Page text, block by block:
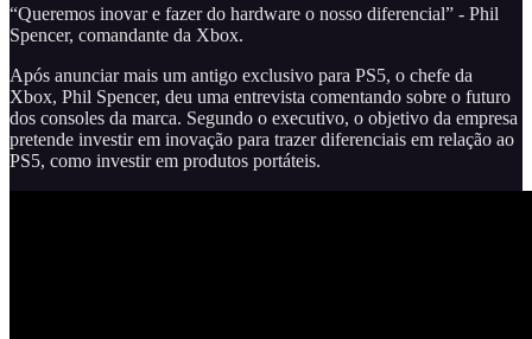
“Queremos inovar e fazer do hardware o nosso diferencial” - Phil
Spencer, comandante da Xbox.
Após anunciar mais um antigo exclusivo para PS5, o chefe da
Xbox, Phil Spencer, deu uma entrevista comentando sobre o futuro
dos consoles da marca. Segundo o executivo, o objetivo da empresa
pretende investir em inovação para trazer diferenciais em relação ao
PS5, como investir em produtos portáteis.